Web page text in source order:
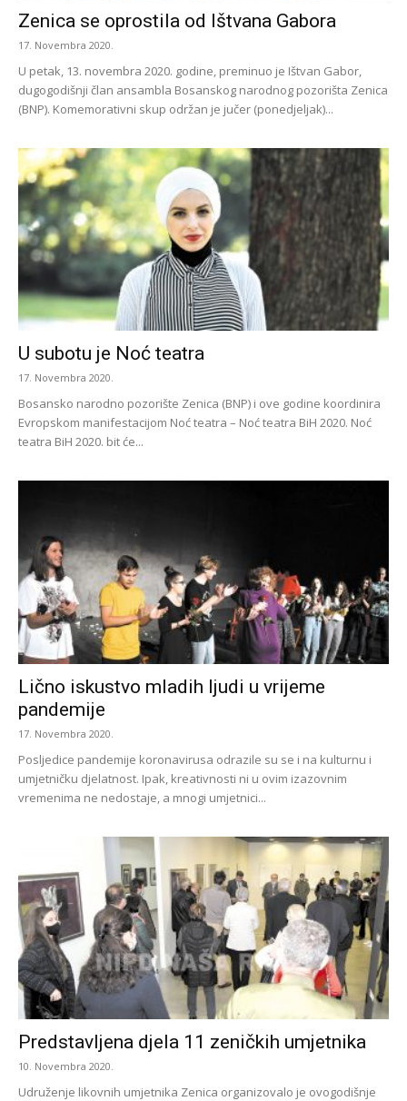
Zenica se oprostila od Ištvana Gabora
17. Novembra 2020.
U petak, 13. novembra 2020. godine, preminuo je Ištvan Gabor,
dugogodišnji član ansambla Bosanskog narodnog pozorišta Zenica
(BNP). Komemorativni skup održan je jučer (ponedjeljak)...
U subotu je Noć teatra
17. Novembra 2020.
Bosansko narodno pozorište Zenica (BNP) i ove godine koordinira
Evropskom manifestacijom Noć teatra – Noć teatra BiH 2020. Noć
teatra BiH 2020. bit će...
Lično iskustvo mladih ljudi u vrijeme
pandemije
17. Novembra 2020.
Posljedice pandemije koronavirusa odrazile su se i na kulturnu i
umjetničku djelatnost. Ipak, kreativnosti ni u ovim izazovnim
vremenima ne nedostaje, a mnogi umjetnici...
Predstavljena djela 11 zeničkih umjetnika
10. Novembra 2020.
Udruženje likovnih umjetnika Zenica organizovalo je ovogodišnje